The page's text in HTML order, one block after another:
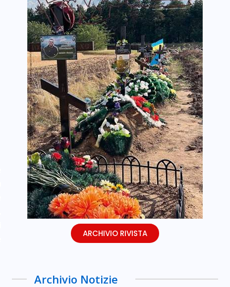
ARCHIVIO RIVISTA
Archivio Notizie